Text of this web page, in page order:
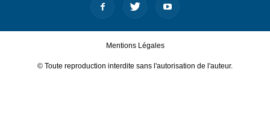
Mentions Légales
© Toute reproduction interdite sans l'autorisation de l'auteur.